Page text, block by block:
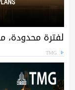
لفترة محدودة، مقدم 1.5% وتقسيط
TMG